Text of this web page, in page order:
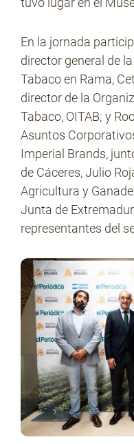
En la jornada
director general de
Tabaco en Rama,
director de la
Tabaco, OITAB; y
Asuntos
Imperial Brands,
de Cáceres, Julio
Agricultura y
Junta de
representantes del